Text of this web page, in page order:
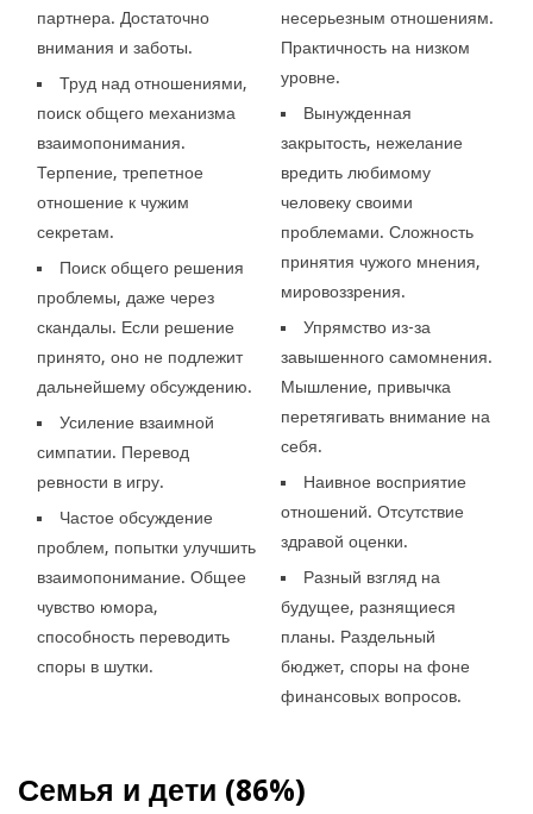
партнера. Достаточно
внимания и заботы.
Труд над отношениями,
поиск общего механизма
взаимопонимания.
Терпение, трепетное
отношение к чужим
секретам.
Поиск общего решения
проблемы, даже через
скандалы. Если решение
принято, оно не подлежит
дальнейшему обсуждению.
Усиление взаимной
симпатии. Перевод
ревности в игру.
Частое обсуждение
проблем, попытки улучшить
взаимопонимание. Общее
чувство юмора,
способность переводить
споры в шутки.
несерьезным отношениям.
Практичность на низком
уровне.
Вынужденная
закрытость, нежелание
вредить любимому
человеку своими
проблемами. Сложность
принятия чужого мнения,
мировоззрения.
Упрямство из-за
завышенного самомнения.
Мышление, привычка
перетягивать внимание на
себя.
Наивное восприятие
отношений. Отсутствие
здравой оценки.
Разный взгляд на
будущее, разнящиеся
планы. Раздельный
бюджет, споры на фоне
финансовых вопросов.
Семья и дети (86%)